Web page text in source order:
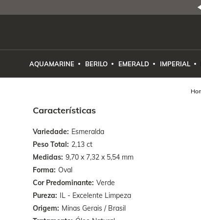
AQUAMARINE BERILO EMERALD IMPERIAL
Características
Variedade Esmeralda
Peso Total 2,13 ct
Medidas 9,70 x 7,32 x 5,54 mm
Forma Oval
Cor Predominante Verde
Pureza IL - Excelente Limpeza
Origem Minas Gerais / Brasil